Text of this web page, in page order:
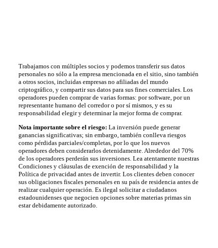
Trabajamos con múltiples socios y podemos transferir sus datos
personales no sólo a la empresa mencionada en el sitio, sino también
a otros socios, incluidas empresas no afiliadas del mundo
criptográfico, y compartir sus datos para sus fines comerciales. Los
operadores pueden comprar de varias formas: por software, por un
representante humano del corredor o por sí mismos, y es su
responsabilidad elegir y determinar la mejor forma de comprar.
Nota importante sobre el riesgo: La inversión puede generar
ganancias significativas; sin embargo, también conlleva riesgos
como pérdidas parciales/completas, por lo que los nuevos
operadores deben considerarlos detenidamente. Alrededor del 70%
de los operadores perderán sus inversiones. Lea atentamente nuestras
Condiciones y cláusulas de exención de responsabilidad y la
Política de privacidad antes de invertir. Los clientes deben conocer
sus obligaciones fiscales personales en su país de residencia antes de
realizar cualquier operación. Es ilegal solicitar a ciudadanos
estadounidenses que negocien opciones sobre materias primas sin
estar debidamente autorizado.